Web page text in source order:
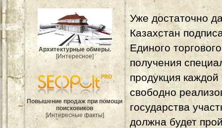
Архитектурные обмеры.
[Интересное]
Повышение продаж при помощи
поисковиков
[Интересные факты]
Уже достаточно
Казахстан
Единого
получения
продукция
свободно
государства
должна будет